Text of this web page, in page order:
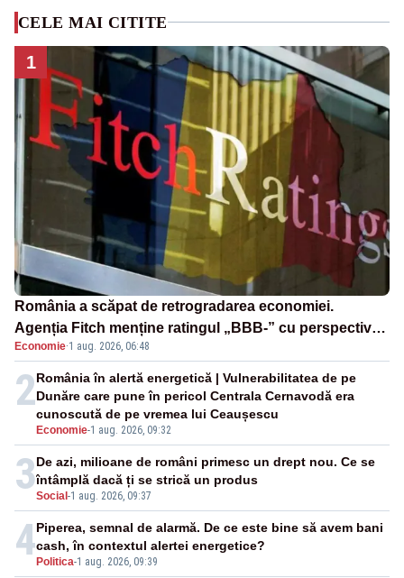
CELE MAI CITITE
1
România a scăpat de retrogradarea economiei.
Agenția Fitch menține ratingul „BBB-” cu perspectivă
negativă
Economie·1 aug. 2026, 06:48
2
Economie-1 aug. 2026, 09:32
România în alertă energetică | Vulnerabilitatea de pe
Dunăre care pune în pericol Centrala Cernavodă era
cunoscută de pe vremea lui Ceaușescu
3Social -1 aug. 2026, 09:37
De azi, milioane de români primesc un drept nou. Ce se
întâmplă dacă ți se strică un produs
4 Politica-1 aug. 2026, 09:39
Piperea, semnal de alarmă. De ce este bine să avem bani
cash, în contextul alertei energetice?